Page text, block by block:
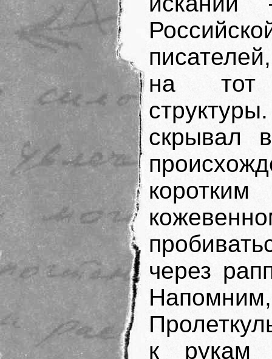
на тот
скрывал
через
к рукам